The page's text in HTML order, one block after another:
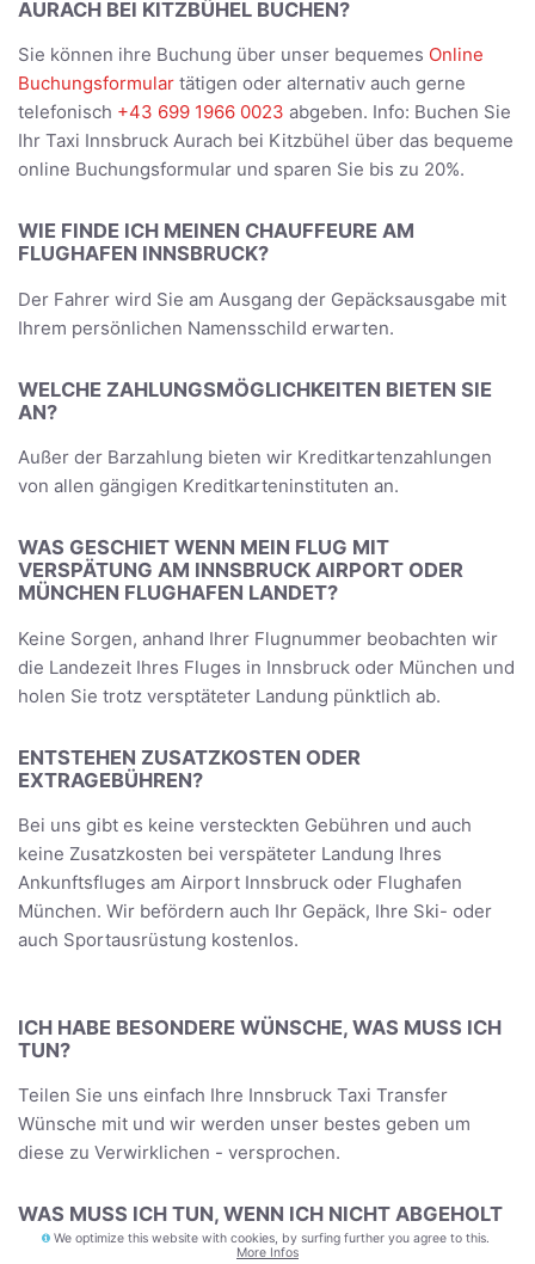
AURACH BEI KITZBÜHEL BUCHEN?
Sie können ihre Buchung über unser bequemes Online
Buchungsformular tätigen oder alternativ auch gerne
telefonisch +43 699 1966 0023 abgeben. Info: Buchen Sie
Ihr Taxi Innsbruck Aurach bei Kitzbühel über das bequeme
online Buchungsformular und sparen Sie bis zu 20%.
WIE FINDE ICH MEINEN CHAUFFEURE AM
FLUGHAFEN INNSBRUCK?
Der Fahrer wird Sie am Ausgang der Gepäcksausgabe mit
Ihrem persönlichen Namensschild erwarten.
WELCHE ZAHLUNGSMÖGLICHKEITEN BIETEN SIE
AN?
Außer der Barzahlung bieten wir Kreditkartenzahlungen
von allen gängigen Kreditkarteninstituten an.
WAS GESCHIET WENN MEIN FLUG MIT
VERSPÄTUNG AM INNSBRUCK AIRPORT ODER
MÜNCHEN FLUGHAFEN LANDET?
Keine Sorgen, anhand Ihrer Flugnummer beobachten wir
die Landezeit Ihres Fluges in Innsbruck oder München und
holen Sie trotz versptäteter Landung pünktlich ab.
ENTSTEHEN ZUSATZKOSTEN ODER
EXTRAGEBÜHREN?
Bei uns gibt es keine versteckten Gebühren und auch
keine Zusatzkosten bei verspäteter Landung Ihres
Ankunftsfluges am Airport Innsbruck oder Flughafen
München. Wir befördern auch Ihr Gepäck, Ihre Ski- oder
auch Sportausrüstung kostenlos.
ICH HABE BESONDERE WÜNSCHE, WAS MUSS ICH
TUN?
Teilen Sie uns einfach Ihre Innsbruck Taxi Transfer
Wünsche mit und wir werden unser bestes geben um
diese zu Verwirklichen - versprochen.
WAS MUSS ICH TUN, WENN ICH NICHT ABGEHOLT
WERDE?
We optimize this website with cookies, by surfing further you agree to this.
More Infos